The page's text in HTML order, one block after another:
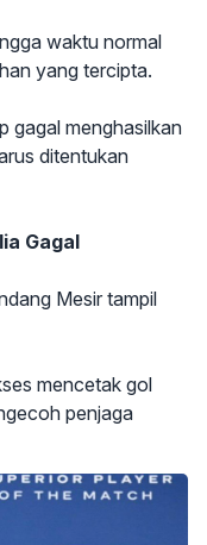
waktu normal
yang tercipta.
gagal menghasilkan
ditentukan
Gagal
Mesir tampil
mencetak gol
penjaga